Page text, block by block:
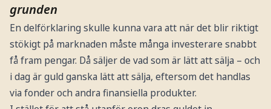
grunden
En delförklaring skulle kunna vara att när det blir riktigt
stökigt på marknaden måste många investerare snabbt
få fram pengar. Då säljer de vad som är lätt att sälja – och
i dag är guld ganska lätt att sälja, eftersom det handlas
via fonder och andra finansiella produkter.